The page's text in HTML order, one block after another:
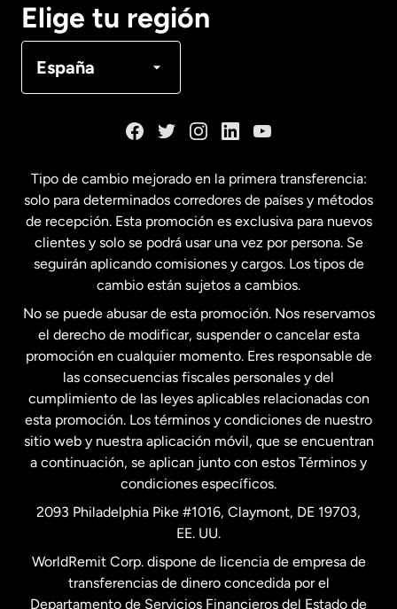
Elige tu región
España
Français
Estados Unidos English
Estados Unidos Español
Francia
Malasia
Nueva Zelanda
Países Bajos
Suecia
Tipo de cambio mejorado en la primera transferencia:
solo para determinados corredores de países y métodos
de recepción. Esta promoción es exclusiva para nuevos
clientes y solo se podrá usar una vez por persona. Se
seguirán aplicando comisiones y cargos. Los tipos de
cambio están sujetos a cambios.
No se puede abusar de esta promoción. Nos reservamos
el derecho de modificar, suspender o cancelar esta
promoción en cualquier momento. Eres responsable de
las consecuencias fiscales personales y del
cumplimiento de las leyes aplicables relacionadas con
esta promoción. Los términos y condiciones de nuestro
sitio web y nuestra aplicación móvil, que se encuentran
a continuación, se aplican junto con estos Términos y
condiciones específicos.
2093 Philadelphia Pike #1016, Claymont, DE 19703,
EE. UU.
WorldRemit Corp. dispone de licencia de empresa de
transferencias de dinero concedida por el
Departamento de Servicios Financieros del Estado de